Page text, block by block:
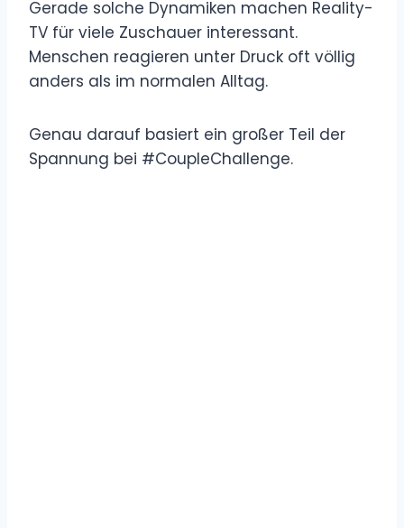
Gerade solche Dynamiken machen Reality-
TV für viele Zuschauer interessant.
Menschen reagieren unter Druck oft völlig
anders als im normalen Alltag.
Genau darauf basiert ein großer Teil der
Spannung bei #CoupleChallenge.